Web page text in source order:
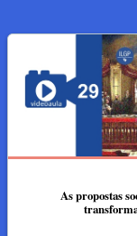
As propostas